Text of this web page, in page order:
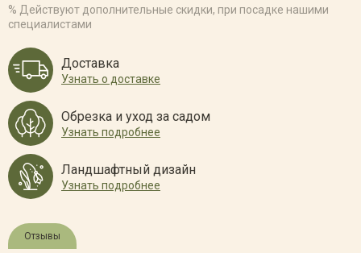
% Действуют дополнительные скидки, при посадке нашими
специалистами
Доставка
Узнать о доставке
Обрезка и уход за садом
Узнать подробнее
Ландшафтный дизайн
Узнать подробнее
Отзывы